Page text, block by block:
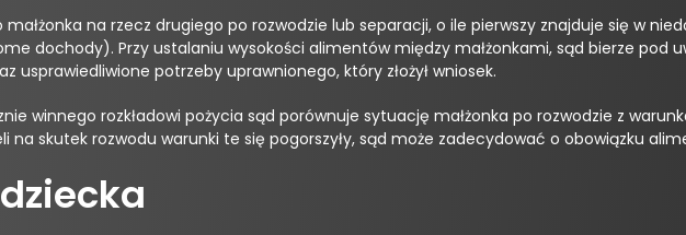
na rzecz drugiego po rozwodzie lub separacji, o ile pierwszy znajduje się w
dochody). Przy ustalaniu wysokości alimentów między małżonkami, sąd bierze pod
potrzeby uprawnionego, który złożył wniosek.
winnego rozkładowi pożycia sąd porównuje sytuację małżonka po rozwodzie z
na skutek rozwodu warunki te się pogorszyły, sąd może zadecydować o obowiązku